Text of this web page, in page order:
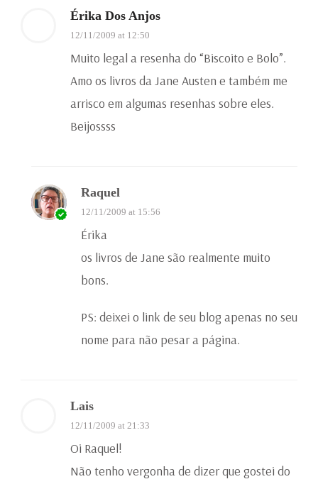
Érika Dos Anjos
12/11/2009 at 12:50
Muito legal a resenha do “Biscoito e Bolo”.
Amo os livros da Jane Austen e também me
arrisco em algumas resenhas sobre eles.
Beijossss
Raquel
12/11/2009 at 15:56
Érika
os livros de Jane são realmente muito
bons.
PS: deixei o link de seu blog apenas no seu
nome para não pesar a página.
Lais
12/11/2009 at 21:33
Oi Raquel!
Não tenho vergonha de dizer que gostei do